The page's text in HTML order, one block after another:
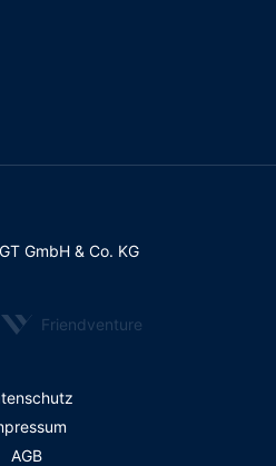
GmbH & Co. KG
Friendventure
AGB